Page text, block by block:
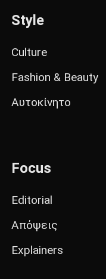
Style
Culture
Fashion & Beauty
Αυτοκίνητο
Focus
Editorial
Απόψεις
Explainers